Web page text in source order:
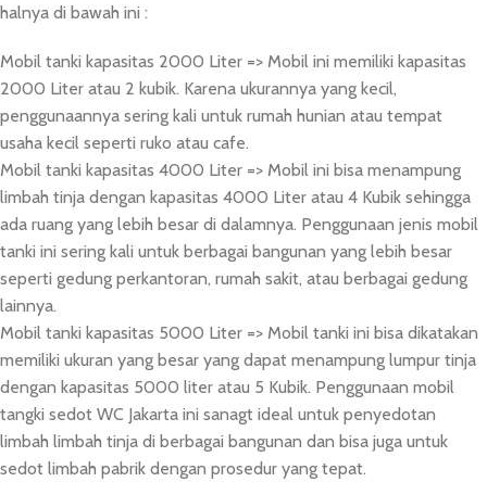
halnya di bawah ini :
Mobil tanki kapasitas 2000 Liter => Mobil ini memiliki kapasitas
2000 Liter atau 2 kubik. Karena ukurannya yang kecil,
penggunaannya sering kali untuk rumah hunian atau tempat
usaha kecil seperti ruko atau cafe.
Mobil tanki kapasitas 4000 Liter => Mobil ini bisa menampung
limbah tinja dengan kapasitas 4000 Liter atau 4 Kubik sehingga
ada ruang yang lebih besar di dalamnya. Penggunaan jenis mobil
tanki ini sering kali untuk berbagai bangunan yang lebih besar
seperti gedung perkantoran, rumah sakit, atau berbagai gedung
lainnya.
Mobil tanki kapasitas 5000 Liter => Mobil tanki ini bisa dikatakan
memiliki ukuran yang besar yang dapat menampung lumpur tinja
dengan kapasitas 5000 liter atau 5 Kubik. Penggunaan mobil
tangki sedot WC Jakarta ini sanagt ideal untuk penyedotan
limbah limbah tinja di berbagai bangunan dan bisa juga untuk
sedot limbah pabrik dengan prosedur yang tepat.